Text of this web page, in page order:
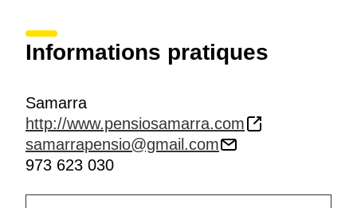
Informations pratiques
Samarra
http://www.pensiosamarra.com
samarrapensio@gmail.com
973 623 030